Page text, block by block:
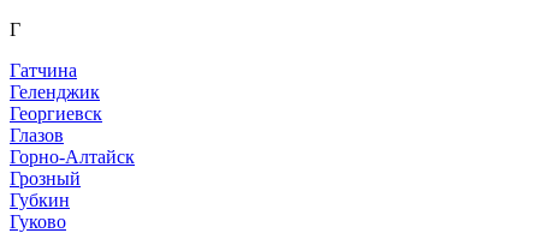
Г
Гатчина
Геленджик
Георгиевск
Глазов
Горно-Алтайск
Грозный
Губкин
Гуково